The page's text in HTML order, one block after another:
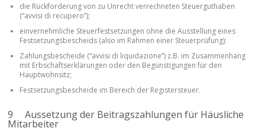
die Rückforderung von zu Unrecht verrechneten Steuerguthaben
(“avvisi di recupero”);
einvernehmliche Steuerfestsetzungen ohne die Ausstellung eines
Festsetzungsbescheids (also im Rahmen einer Steuerprüfung);
Zahlungsbescheide (“avvisi di liquidazione”) z.B. im Zusammenhang
mit Erbschaftserklärungen oder den Begünstigungen für den
Hauptwohnsitz;
Festsetzungsbescheide im Bereich der Registersteuer.
9 Aussetzung der Beitragszahlungen für Häusliche
Mitarbeiter